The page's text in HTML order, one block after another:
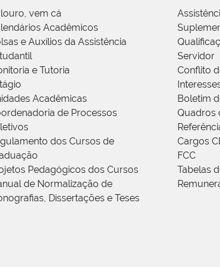
vem cá
Acadêmicos
e Auxílios da Assistência
e Tutoria
Acadêmicas
de Processos
dos Cursos de
Pedagógicos dos Cursos
de Normalização de
Dissertações e Teses
Servidor
Conflito
Boletim
Quadros
Cargos
FCC
Tabelas